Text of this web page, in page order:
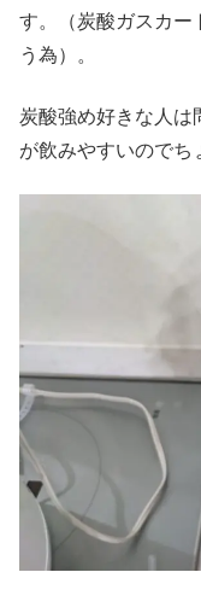
す。（炭酸ガスカー
う為）。
炭酸強め好きな人は
が飲みやすいのでち